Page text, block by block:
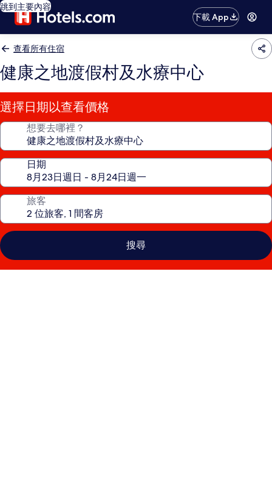
跳到主要內容
下載 App
查看所有住宿
健康之地渡假村及水療中心
選擇日期以查看價格
想要去哪裡？
日期
旅客
搜尋